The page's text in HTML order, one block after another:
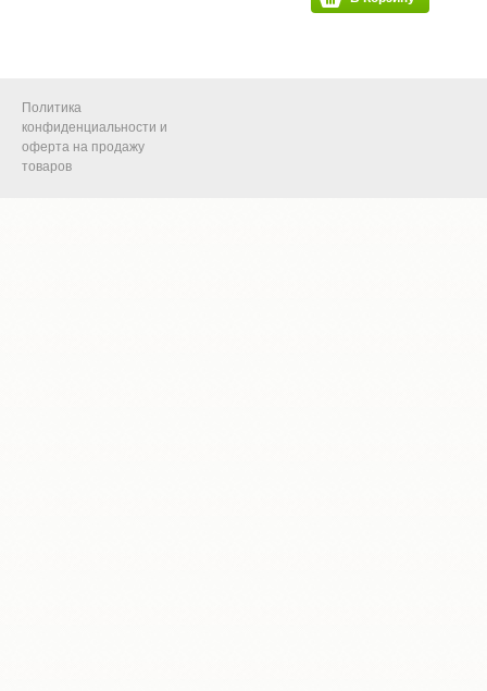
Политика
конфиденциальности и
оферта на продажу
товаров